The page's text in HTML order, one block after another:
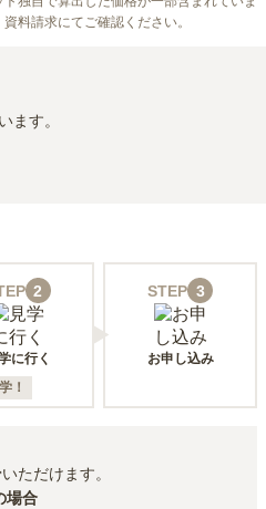
料請求にてご確認ください。
ます。
2
に行く
STEP 3
お申し込み
！
ただけます。
場合